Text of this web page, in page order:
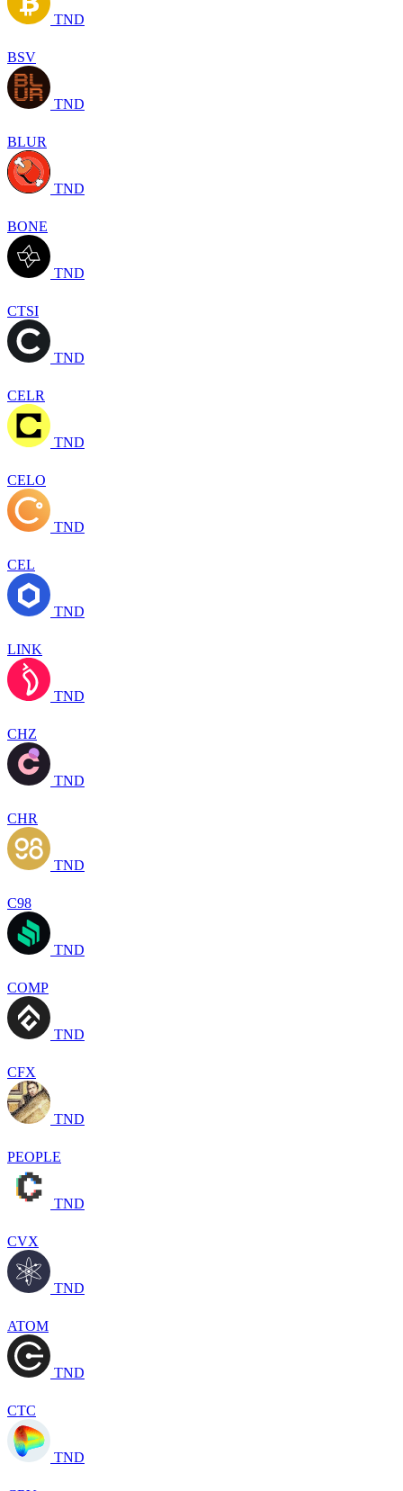
TND
BSV
TND
BLUR
TND
BONE
TND
CTSI
TND
CELR
TND
CELO
TND
CEL
TND
LINK
TND
CHZ
TND
CHR
TND
C98
TND
COMP
TND
CFX
TND
PEOPLE
TND
CVX
TND
ATOM
TND
CTC
TND